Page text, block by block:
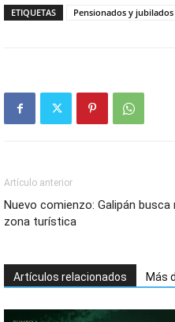
ETIQUETAS Pensionados y jubilados
Artículo anterior
Nuevo comienzo: Galipán
zona turística
Artículos relacionados Más